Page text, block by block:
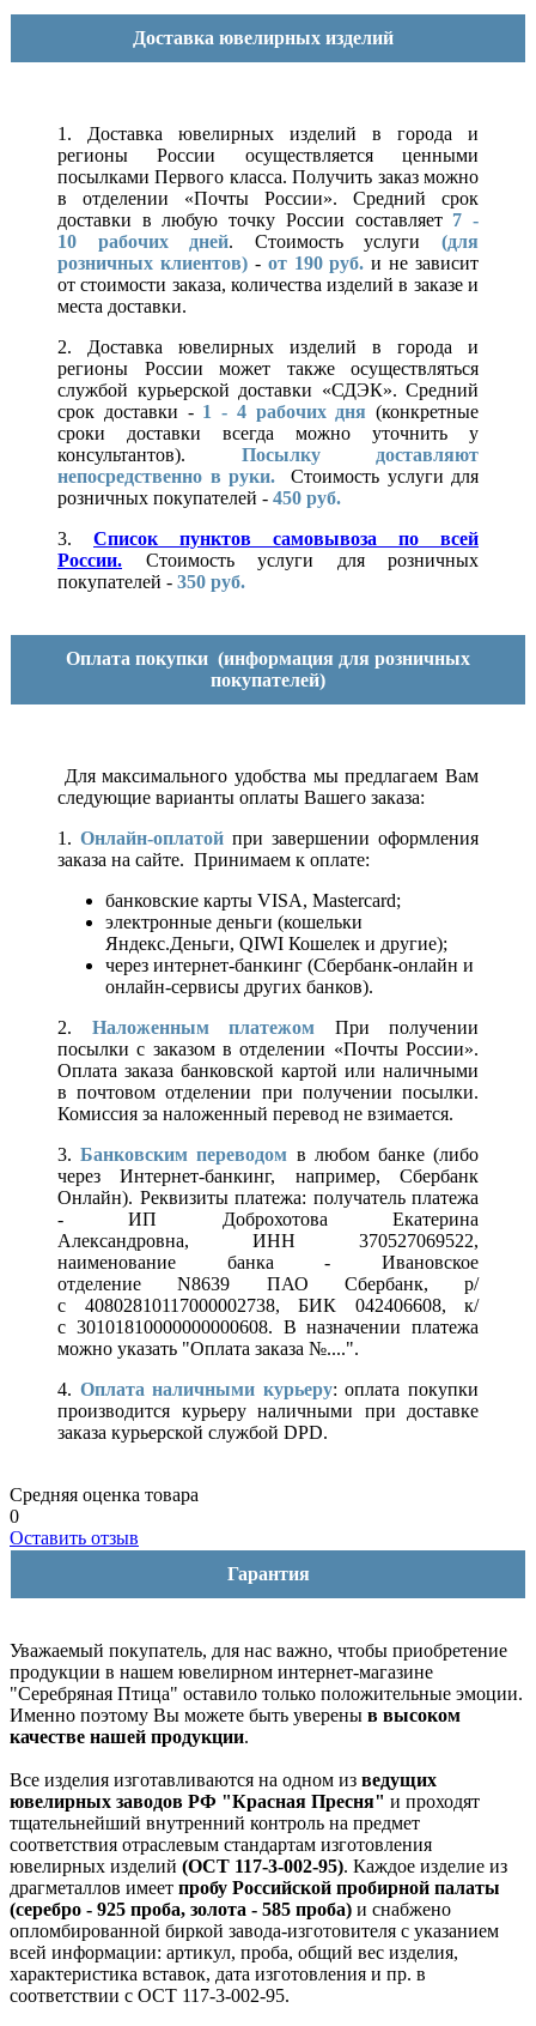
Доставка ювелирных изделий
1. Доставка ювелирных изделий в города и
регионы России осуществляется ценными
посылками Первого класса. Получить заказ можно
в отделении «Почты России». Средний срок
доставки в любую точку России составляет 7 -
10 рабочих дней. Стоимость услуги(для
розничных клиентов)- от 190 руб. и не зависит
от стоимости заказа, количества изделий в заказе и
места доставки.
2. Доставка ювелирных изделий в города и
регионы России может также осуществляться
службой курьерской доставки «СДЭК». Средний
срок доставки - 1 - 4 рабочих дня (конкретные
сроки доставки всегда можно уточнить у
консультантов). Посылку доставляют
непосредственно в руки.
Стоимость услуги для
розничных покупателей - 450 руб.
3. Список пунктов самовывоза по всей
России.
Стоимость услуги для розничных
покупателей - 350 руб.
Оплата покупки (информация для розничных
покупателей)
Для максимального удобства мы предлагаем Вам
следующие варианты оплаты Вашего заказа:
1. Онлайн-оплатой при завершении оформления
заказа на сайте. Принимаем к оплате:
банковские карты VISA, Mastercard;
электронные деньги (кошельки
Яндекс.Деньги, QIWI Кошелек и другие);
через интернет-банкинг (Сбербанк-онлайн и
онлайн-сервисы других банков).
2. Наложенным платежом При получении
посылки с заказом в отделении «Почты России».
Оплата заказа банковской картой или наличными
в почтовом отделении при получении посылки.
Комиссия за наложенный перевод не взимается.
3.Банковским переводом в любом банке (либо
через Интернет-банкинг, например, Сбербанк
Онлайн). Реквизиты платежа: получатель платежа
- ИП Доброхотова Екатерина
Александровна, ИНН 370527069522,
наименование банка - Ивановское
отделение N8639 ПАО Сбербанк, р/
с 40802810117000002738, БИК 042406608, к/
с 30101810000000000608. В назначении платежа
можно указать "Оплата заказа №....".
4. Оплата наличными курьеру: оплата покупки
производится курьеру наличными при доставке
заказа курьерской службой DPD.
Средняя оценка товара
0
Оставить отзыв
Гарантия
Уважаемый покупатель, для нас важно, чтобы приобретение
продукции в нашем ювелирном интернет-магазине
"Серебряная Птица" оставило только положительные эмоции.
Именно поэтому Вы можете быть уверены в высоком
качестве нашей продукции.
Все изделия изготавливаются на одном из ведущих
ювелирных заводов РФ "Красная Пресня" и проходят
тщательнейший внутренний контроль на предмет
соответствия отраслевым стандартам изготовления
ювелирных изделий (ОСТ 117-3-002-95). Каждое изделие из
драгметаллов имеет пробу Российской пробирной палаты
(серебро - 925 проба, золота - 585 проба) и снабжено
опломбированной биркой завода-изготовителя с указанием
всей информации: артикул, проба, общий вес изделия,
характеристика вставок, дата изготовления и пр. в
соответствии с ОСТ 117-3-002-95.